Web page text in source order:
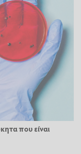
που είναι